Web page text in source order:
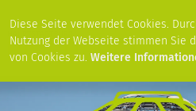
Diese Seite verwendet Cookies.
Nutzung der Webseite stimmen Sie
von Cookies zu. Weitere